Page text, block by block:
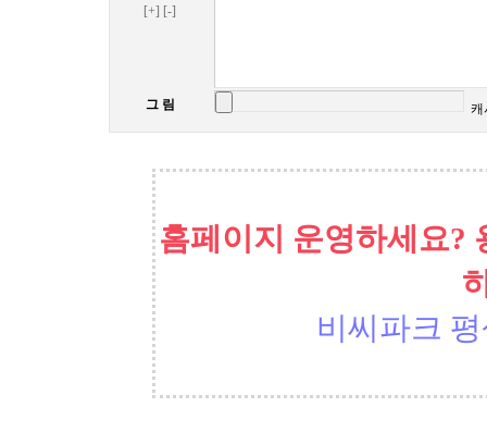
[+] [-]
그 림 캐
홈페이지 운영하세요?
비씨파크